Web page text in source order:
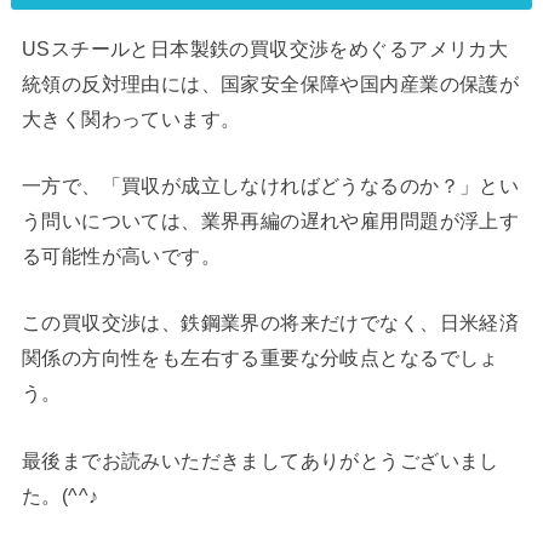
USスチールと日本製鉄の買収交渉をめぐるアメリカ大
統領の反対理由には、国家安全保障や国内産業の保護が
大きく関わっています。
一方で、「買収が成立しなければどうなるのか？」とい
う問いについては、業界再編の遅れや雇用問題が浮上す
る可能性が高いです。
この買収交渉は、鉄鋼業界の将来だけでなく、日米経済
関係の方向性をも左右する重要な分岐点となるでしょ
う。
最後までお読みいただきましてありがとうございまし
た。(^^♪